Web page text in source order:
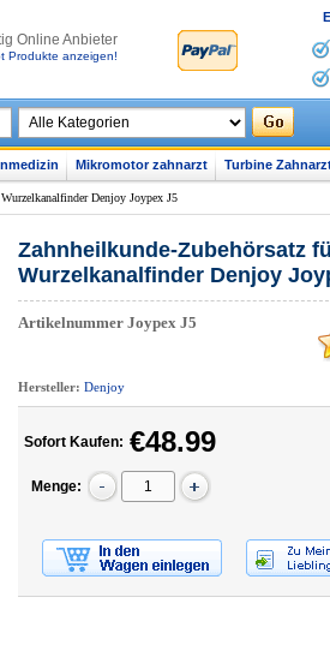
Online Anbieter
Produkte anzeigen!
Mikromotor zahnarzt Turbine
Denjoy Joypex J5
Zahnheilkunde-Zubehörsatz
Wurzelkanalfinder Denjoy
Artikelnummer Joypex J5
Hersteller: Denjoy
Sofort Kaufen: €48.99
Menge: